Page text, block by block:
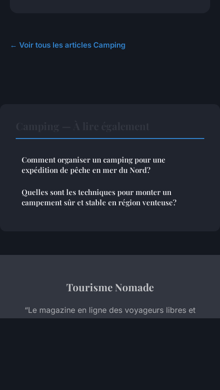
← Voir tous les articles Camping
Comment organiser un camping pour une
expédition de pêche en mer du Nord?
Quelles sont les techniques pour monter un
campement sûr et stable en région venteuse?
Tourisme Nomade
“Le magazine en ligne des voyageurs libres et